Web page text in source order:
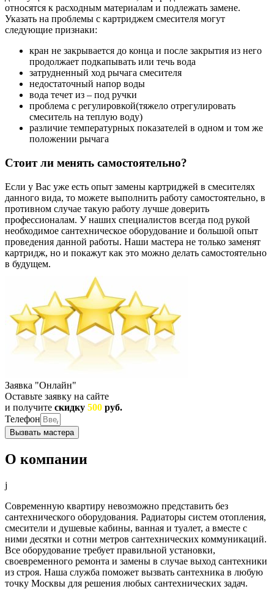
относятся к расходным материалам и подлежать замене.
Указать на проблемы с картриджем смесителя могут
следующие признаки:
кран не закрывается до конца и после закрытия из него
продолжает подкапывать или течь вода
затрудненный ход рычага смесителя
недостаточный напор воды
вода течет из – под ручки
проблема с регулировкой(тяжело отрегулировать
смеситель на теплую воду)
различие температурных показателей в одном и том же
положении рычага
Стоит ли менять самостоятельно?
Если у Вас уже есть опыт замены картриджей в смесителях
данного вида, то можете выполнить работу самостоятельно, в
противном случае такую работу лучше доверить
профессионалам. У наших специалистов всегда под рукой
необходимое сантехническое оборудование и большой опыт
проведения данной работы. Наши мастера не только заменят
картридж, но и покажут как это можно делать самостоятельно
в будущем.
Заявка "Онлайн"
Оставьте заявку на сайте
и получите скидку 500 руб.
Телефон
Вызвать мастера
О компании
Современную квартиру невозможно представить без
сантехнического оборудования. Радиаторы систем отопления,
смесители и душевые кабины, ванная и туалет, а вместе с
ними десятки и сотни метров сантехнических коммуникаций.
Все оборудование требует правильной установки,
своевременного ремонта и замены в случае выход сантехники
из строя. Наша служба поможет вызвать сантехника в любую
точку Москвы для решения любых сантехнических задач.